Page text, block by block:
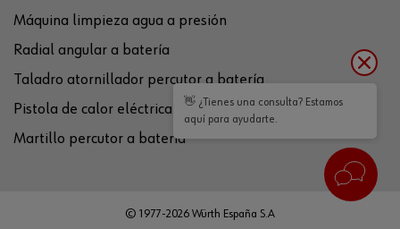
Máquina limpieza agua a presión
Radial angular a batería
Taladro atornillador percutor a batería
Pistola de calor eléctrica
Martillo percutor a batería
© 1977-2026 Würth España S.A
👋 ¿Tienes una consulta? Estamos
aquí para ayudarte.